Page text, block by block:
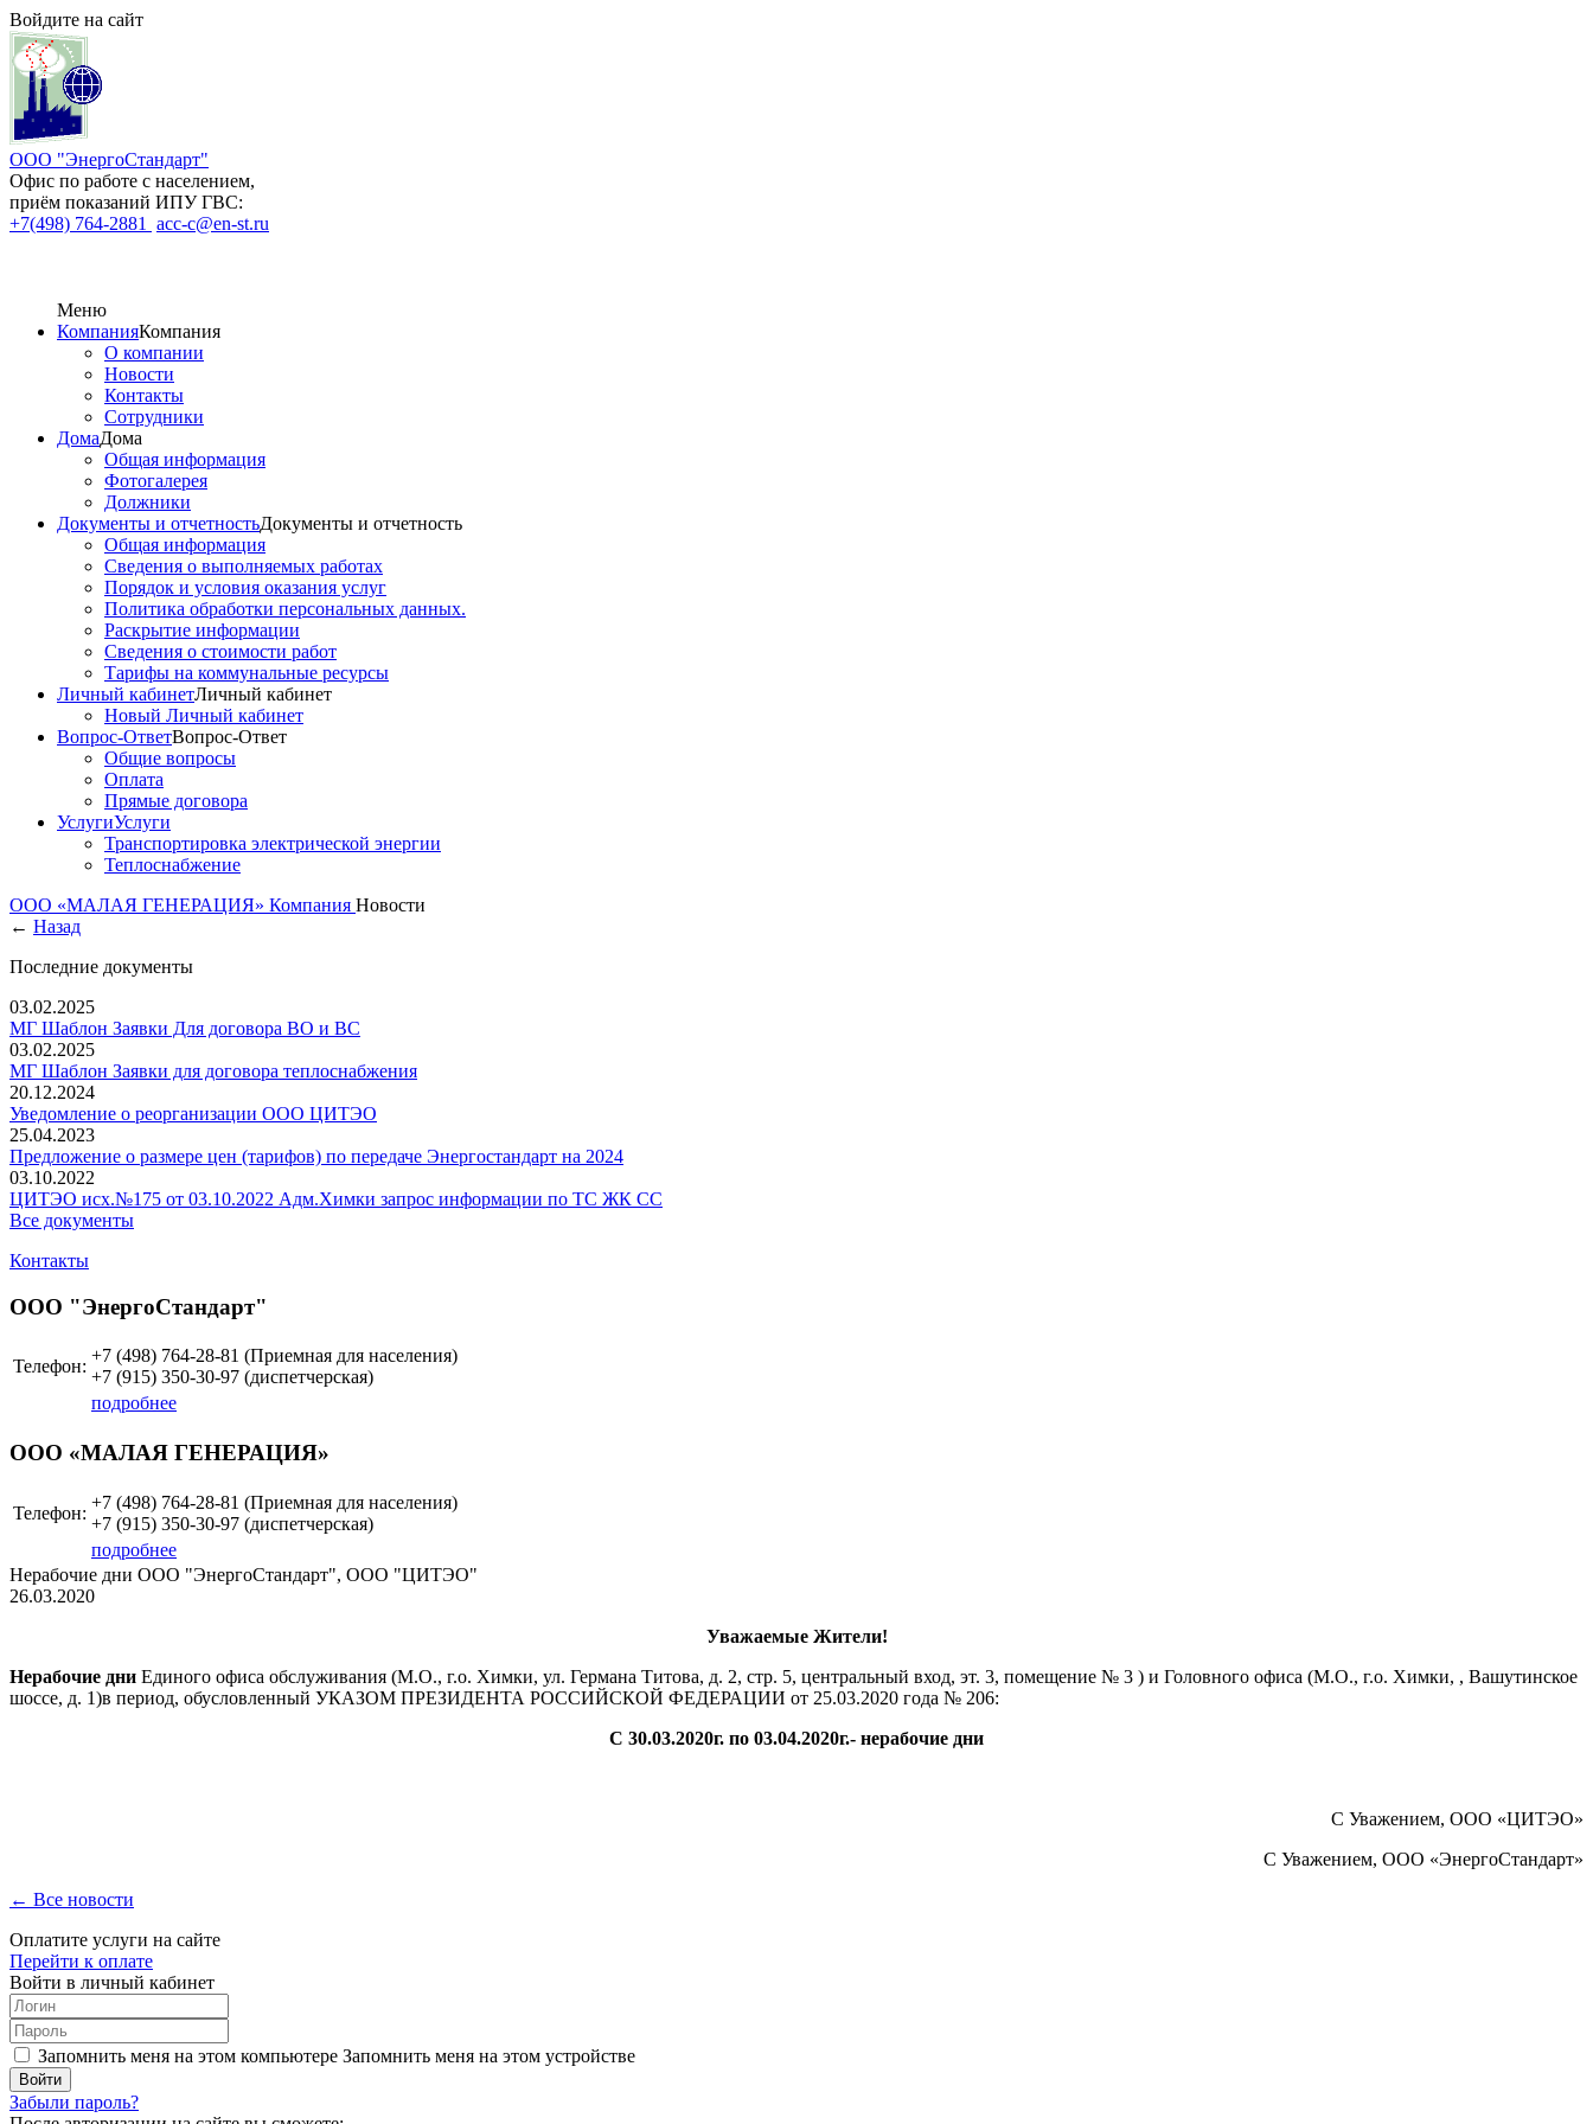
Войдите на сайт
ООО "ЭнергоСтандарт"
Офис по работе с населением,
приём показаний ИПУ ГВС:
+7(498) 764-2881
acc-c@en-st.ru
Меню
КомпанияКомпания
О компании
Новости
Контакты
Сотрудники
ДомаДома
Общая информация
Фотогалерея
Должники
Документы и отчетностьДокументы и отчетность
Общая информация
Сведения о выполняемых работах
Порядок и условия оказания услуг
Политика обработки персональных данных.
Раскрытие информации
Сведения о стоимости работ
Тарифы на коммунальные ресурсы
Личный кабинетЛичный кабинет
Новый Личный кабинет
Вопрос-ОтветВопрос-Ответ
Общие вопросы
Оплата
Прямые договора
УслугиУслуги
Транспортировка электрической энергии
Теплоснабжение
ООО «МАЛАЯ ГЕНЕРАЦИЯ» Компания Новости
← Назад
Последние документы
03.02.2025
МГ Шаблон Заявки Для договора ВО и ВС
03.02.2025
МГ Шаблон Заявки для договора теплоснабжения
20.12.2024
Уведомление о реорганизации ООО ЦИТЭО
25.04.2023
Предложение о размере цен (тарифов) по передаче Энергостандарт на 2024
03.10.2022
ЦИТЭО исх.№175 от 03.10.2022 Адм.Химки запрос информации по ТС ЖК СС
Все документы
Контакты
ООО "ЭнергоСтандарт"
Телефон:
+7 (498) 764-28-81 (Приемная для населения)
+7 (915) 350-30-97 (диспетчерская)
подробнее
ООО «МАЛАЯ ГЕНЕРАЦИЯ»
Телефон:
+7 (498) 764-28-81 (Приемная для населения)
+7 (915) 350-30-97 (диспетчерская)
подробнее
Нерабочие дни ООО "ЭнергоСтандарт", ООО "ЦИТЭО"
26.03.2020
Уважаемые Жители!
Нерабочие дни Единого офиса обслуживания (М.О., г.о. Химки, ул. Германа Титова, д. 2, стр. 5, центральный вход, эт. 3, помещение № 3 ) и Головного офиса (М.О., г.о. Химки, , Вашутинское
шоссе, д. 1)в период, обусловленный УКАЗОМ ПРЕЗИДЕНТА РОССИЙСКОЙ ФЕДЕРАЦИИ от 25.03.2020 года № 206:
C 30.03.2020г. по 03.04.2020г.- нерабочие дни
C Уважением, ООО «ЦИТЭО»
C Уважением, ООО «ЭнергоСтандарт»
← Все новости
Оплатите услуги на сайте
Перейти к оплате
Войти в личный кабинет
Запомнить меня на этом компьютере Запомнить меня на этом устройстве
Забыли пароль?